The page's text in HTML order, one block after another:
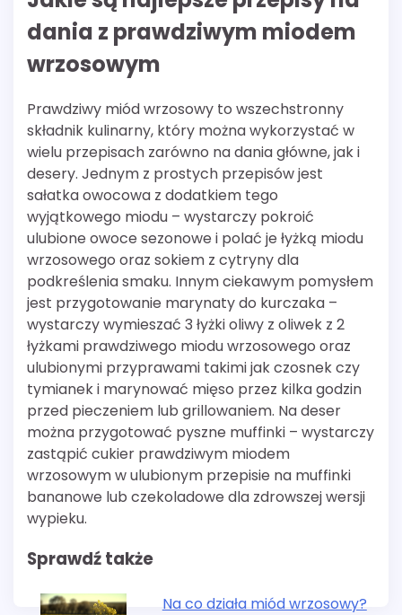
dania z prawdziwym miodem
wrzosowym
Prawdziwy miód wrzosowy to wszechstronny
składnik kulinarny, który można wykorzystać w
wielu przepisach zarówno na dania główne, jak i
desery. Jednym z prostych przepisów jest
sałatka owocowa z dodatkiem tego
wyjątkowego miodu – wystarczy pokroić
ulubione owoce sezonowe i polać je łyżką miodu
wrzosowego oraz sokiem z cytryny dla
podkreślenia smaku. Innym ciekawym pomysłem
jest przygotowanie marynaty do kurczaka –
wystarczy wymieszać 3 łyżki oliwy z oliwek z 2
łyżkami prawdziwego miodu wrzosowego oraz
ulubionymi przyprawami takimi jak czosnek czy
tymianek i marynować mięso przez kilka godzin
przed pieczeniem lub grillowaniem. Na deser
można przygotować pyszne muffinki – wystarczy
zastąpić cukier prawdziwym miodem
wrzosowym w ulubionym przepisie na muffinki
bananowe lub czekoladowe dla zdrowszej wersji
wypieku.
Sprawdź także
Na co działa miód wrzosowy?